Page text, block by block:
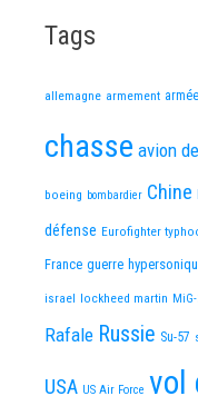
Tags
allemagne armement armée
chasse avion
boeing bombardier Chine
défense Eurofighter
France guerre
israel lockheed martin MiG-
Rafale Russie Su-57
USA US Air Force vol